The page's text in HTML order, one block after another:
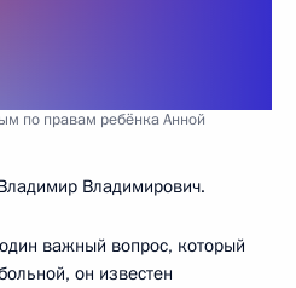
по правам ребёнка Анной
Владимирович.
важный вопрос, который
он известен